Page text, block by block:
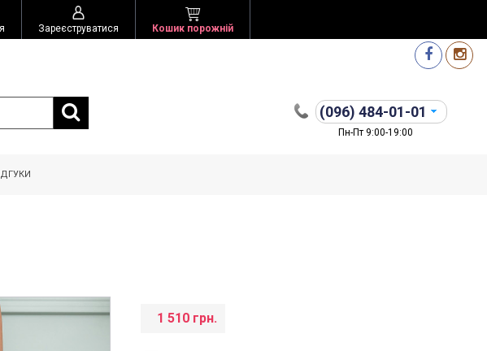
Зареєструватися Кошик порожній
(096) 484-01-01
Пн-Пт 9:00-19:00
1 510 грн.